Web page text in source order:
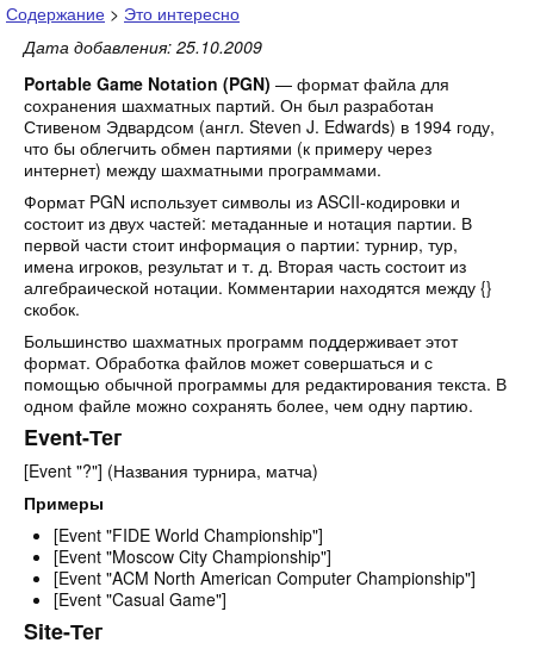
Содержание > Это интересно
Дата добавления: 25.10.2009
Portable Game Notation (PGN) — формат файла для
сохранения шахматных партий. Он был разработан
Стивеном Эдвардсом (англ. Steven J. Edwards) в 1994 году,
что бы облегчить обмен партиями (к примеру через
интернет) между шахматными программами.
Формат PGN использует символы из ASCII-кодировки и
состоит из двух частей: метаданные и нотация партии. В
первой части стоит информация о партии: турнир, тур,
имена игроков, результат и т. д. Вторая часть состоит из
алгебраической нотации. Комментарии находятся между {}
скобок.
Большинство шахматных программ поддерживает этот
формат. Обработка файлов может совершаться и с
помощью обычной программы для редактирования текста. В
одном файле можно сохранять более, чем одну партию.
Event-Тег
[Event "?"] (Названия турнира, матча)
Примеры
[Event "FIDE World Championship"]
[Event "Moscow City Championship"]
[Event "ACM North American Computer Championship"]
[Event "Casual Game"]
Site-Тег